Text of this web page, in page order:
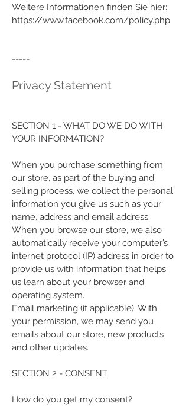
Weitere Informationen finden Sie hier:
https://www.facebook.com/policy.php
-----
Privacy Statement
SECTION 1 - WHAT DO WE DO WITH
YOUR INFORMATION?
When you purchase something from
our store, as part of the buying and
selling process, we collect the personal
information you give us such as your
name, address and email address.
When you browse our store, we also
automatically receive your computer’s
internet protocol (IP) address in order to
provide us with information that helps
us learn about your browser and
operating system.
Email marketing (if applicable): With
your permission, we may send you
emails about our store, new products
and other updates.
SECTION 2 - CONSENT
How do you get my consent?